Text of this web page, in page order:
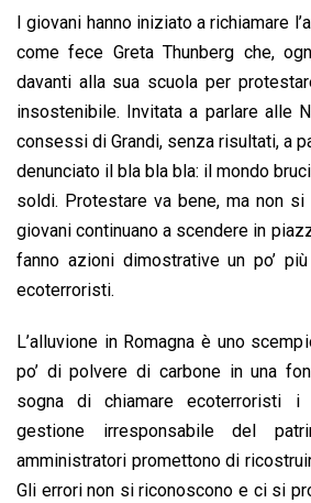
I giovani hanno iniziato a richiamare
come fece Greta Thunberg che,
davanti alla sua scuola per
insostenibile. Invitata a parlare alle
consessi di Grandi, senza risultati, a
denunciato il bla bla bla: il mondo
soldi. Protestare va bene, ma non
giovani continuano a scendere in
fanno azioni dimostrative un po’
ecoterroristi.
L’alluvione in Romagna è uno
po’ di polvere di carbone in una
sogna di chiamare ecoterroristi i
gestione irresponsabile del
amministratori promettono di
Gli errori non si riconoscono e ci si